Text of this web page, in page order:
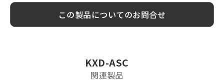
標準価格
KXD75ASC
¥ 9,800 ¥ 1,000
¥ 1,500
¥ 13,100 ¥ 1,400
この製品についてのお問合せ
KXD-ASC
関連製品